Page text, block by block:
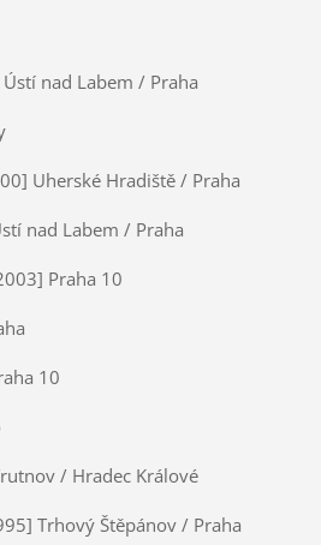
nad Labem / Praha
Uherské Hradiště / Praha
nad Labem / Praha
Praha 10
10
/ Hradec Králové
Trhový Štěpánov / Praha